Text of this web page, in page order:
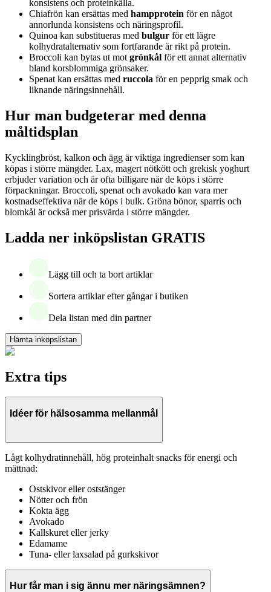
konsistens och proteinkälla.
Chiafrön kan ersättas med hampprotein för en något
annorlunda konsistens och näringsprofil.
Quinoa kan substitueras med bulgur för ett lägre
kolhydratalternativ som fortfarande är rikt på protein.
Broccoli kan bytas ut mot grönkål för ett annat alternativ
bland korsblommiga grönsaker.
Spenat kan ersättas med ruccola för en pepprig smak och
liknande näringsinnehåll.
Hur man budgeterar med denna
måltidsplan
Kycklingbröst, kalkon och ägg är viktiga ingredienser som kan
köpas i större mängder. Lax, magert nötkött och grekisk yoghurt
erbjuder variation och är ofta billigare när de köps i större
förpackningar. Broccoli, spenat och avokado kan vara mer
kostnadseffektiva när de köps i bulk. Gröna bönor, sparris och
blomkål är också mer prisvärda i större mängder.
Ladda ner inköpslistan GRATIS
Lägg till och ta bort artiklar
Sortera artiklar efter gångar i butiken
Dela listan med din partner
Hämta inköpslistan
Extra tips
Idéer för hälsosamma mellanmål
Lågt kolhydratinnehåll, hög proteinhalt snacks för energi och
mättnad:
Ostskivor eller oststänger
Nötter och frön
Kokta ägg
Avokado
Kallskuret eller jerky
Edamame
Tuna- eller laxsalad på gurkskivor
Hur får man i sig ännu mer näringsämnen?